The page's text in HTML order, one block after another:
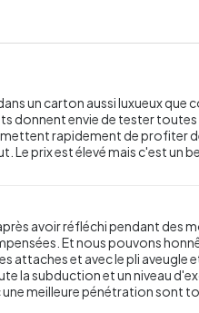
un carton aussi luxueux que
donnent envie de tester
rapidement de profiter
prix est élevé mais c'est un
avoir réfléchi pendant des
Et nous pouvons
attaches et avec le pli aveugle
la subduction et un niveau
meilleure pénétration sont